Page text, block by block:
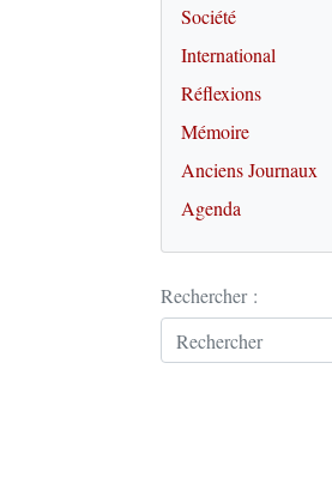
Société
International
Réflexions
Mémoire
Anciens Journaux
Agenda
Rechercher :